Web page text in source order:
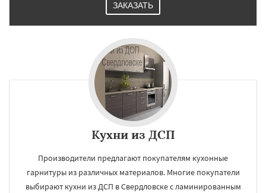
Работаем по
Софрино Томилино
Тучково
Фряново Хорлово Черкизово Черусти
Шаховская
ЗАКАЗАТЬ
Кухни из ДСП
Производители предлагают покупателям кухонные
гарнитуры из различных материалов. Многие покупатели
выбирают кухни из ДСП в Свердловске с ламинированным
УЗНАТЬ ПОДРОБНЕЕ